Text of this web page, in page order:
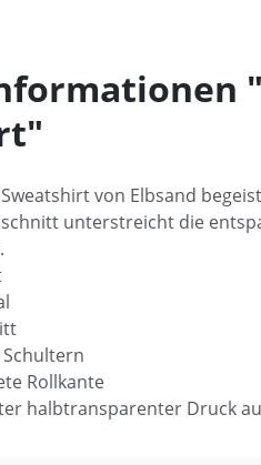
von Elbsand
unterstreicht die
Rollkante
halbtransparenter Druck